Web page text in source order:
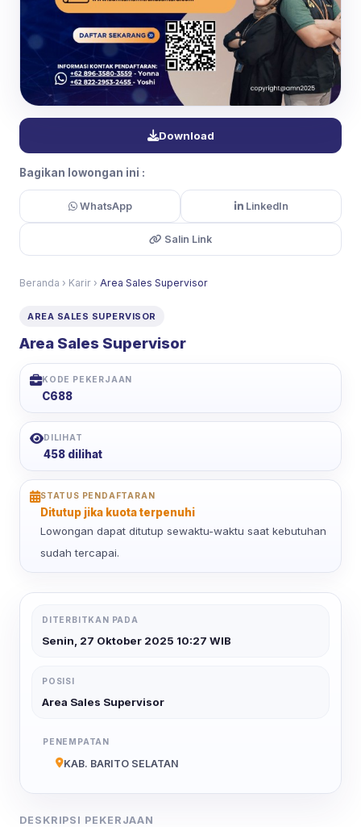
Download
Bagikan lowongan ini :
WhatsApp LinkedIn
Salin Link
Beranda › Karir › Area Sales Supervisor
AREA SALES SUPERVISOR
Area Sales Supervisor
KODE PEKERJAAN
C688
DILIHAT
458 dilihat
STATUS PENDAFTARAN
Ditutup jika kuota terpenuhi
Lowongan dapat ditutup sewaktu-waktu saat kebutuhan
sudah tercapai.
DITERBITKAN PADA
Senin, 27 Oktober 2025 10:27 WIB
POSISI
Area Sales Supervisor
PENEMPATAN
KAB. BARITO SELATAN
DESKRIPSI PEKERJAAN